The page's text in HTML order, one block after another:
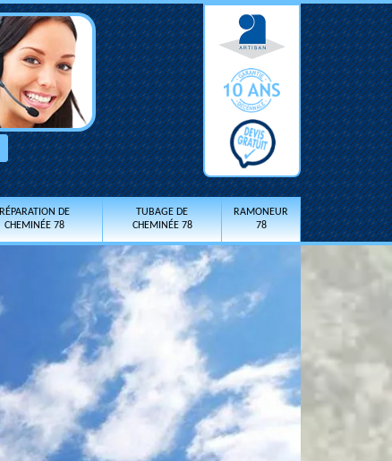
RÉPARATION DE
CHEMINÉE 78
TUBAGE DE
CHEMINÉE 78
RAMONEUR
78